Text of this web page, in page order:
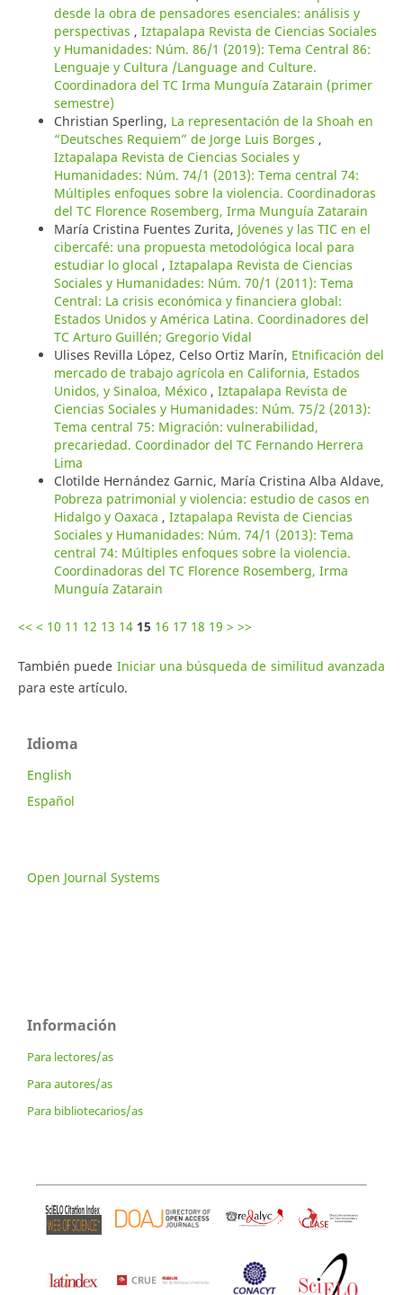
desde la obra de pensadores esenciales: análisis y
perspectivas , Iztapalapa Revista de Ciencias Sociales
y Humanidades: Núm. 86/1 (2019): Tema Central 86:
Lenguaje y Cultura /Language and Culture.
Coordinadora del TC Irma Munguía Zatarain (primer
semestre)
Christian Sperling, La representación de la Shoah en
“Deutsches Requiem” de Jorge Luis Borges ,
Iztapalapa Revista de Ciencias Sociales y
Humanidades: Núm. 74/1 (2013): Tema central 74:
Múltiples enfoques sobre la violencia. Coordinadoras
del TC Florence Rosemberg, Irma Munguía Zatarain
María Cristina Fuentes Zurita, Jóvenes y las TIC en el
cibercafé: una propuesta metodológica local para
estudiar lo glocal , Iztapalapa Revista de Ciencias
Sociales y Humanidades: Núm. 70/1 (2011): Tema
Central: La crisis económica y financiera global:
Estados Unidos y América Latina. Coordinadores del
TC Arturo Guillén; Gregorio Vidal
Ulises Revilla López, Celso Ortiz Marín, Etnificación del
mercado de trabajo agrícola en California, Estados
Unidos, y Sinaloa, México , Iztapalapa Revista de
Ciencias Sociales y Humanidades: Núm. 75/2 (2013):
Tema central 75: Migración: vulnerabilidad,
precariedad. Coordinador del TC Fernando Herrera
Lima
Clotilde Hernández Garnic, María Cristina Alba Aldave,
Pobreza patrimonial y violencia: estudio de casos en
Hidalgo y Oaxaca , Iztapalapa Revista de Ciencias
Sociales y Humanidades: Núm. 74/1 (2013): Tema
central 74: Múltiples enfoques sobre la violencia.
Coordinadoras del TC Florence Rosemberg, Irma
Munguía Zatarain
<< < 10 11 12 13 14 15 16 17 18 19 > >>
También puede Iniciar una búsqueda de similitud avanzada
para este artículo.
Idioma
English
Español
Open Journal Systems
Información
Para lectores/as
Para autores/as
Para bibliotecarios/as